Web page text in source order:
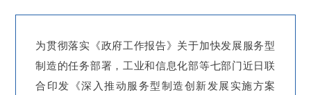
为贯彻落实《政府工作报告》关于加快发展服务型
制造的任务部署，工业和信息化部等七部门近日联
合印发《深入推动服务型制造创新发展实施方案